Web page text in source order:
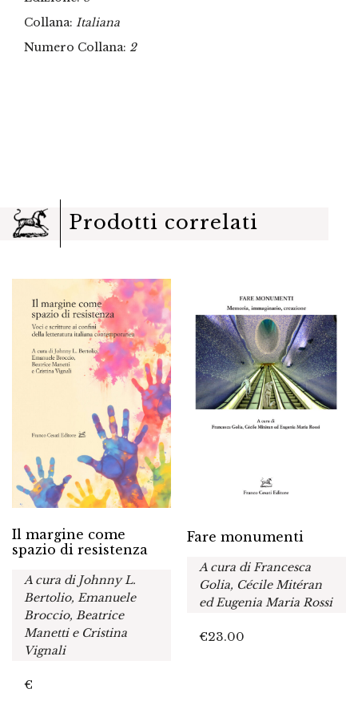
Collana: Italiana
Numero Collana: 2
Prodotti correlati
Il margine come
spazio di resistenza
A cura di Johnny L.
Bertolio, Emanuele
Broccio, Beatrice
Manetti e Cristina
Vignali
€
Fare monumenti
A cura di Francesca
Golia, Cécile Mitéran
ed Eugenia Maria Rossi
€23.00